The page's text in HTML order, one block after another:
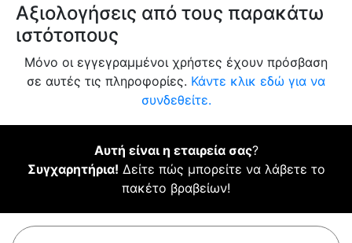
Αξιολογήσεις από τους παρακάτω
ιστότοπους
Μόνο οι εγγεγραμμένοι χρήστες έχουν πρόσβαση
σε αυτές τις πληροφορίες. Κάντε κλικ εδώ για να
συνδεθείτε.
Αυτή είναι η εταιρεία σας?
Συγχαρητήρια! Δείτε πώς μπορείτε να λάβετε το
πακέτο βραβείων!